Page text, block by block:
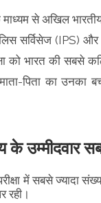
माध्यम से अखिल
सर्विसेज (IPS)
को भारत की सबसे
पिता का
के उम्मीदवार
में सबसे ज्यादा
रही।